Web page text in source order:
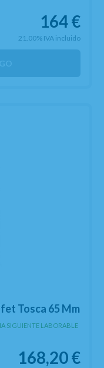
164€
21.00% IVA incluido
Tosca 65 Mm
SIGUIENTE LABORABLE
168,20€